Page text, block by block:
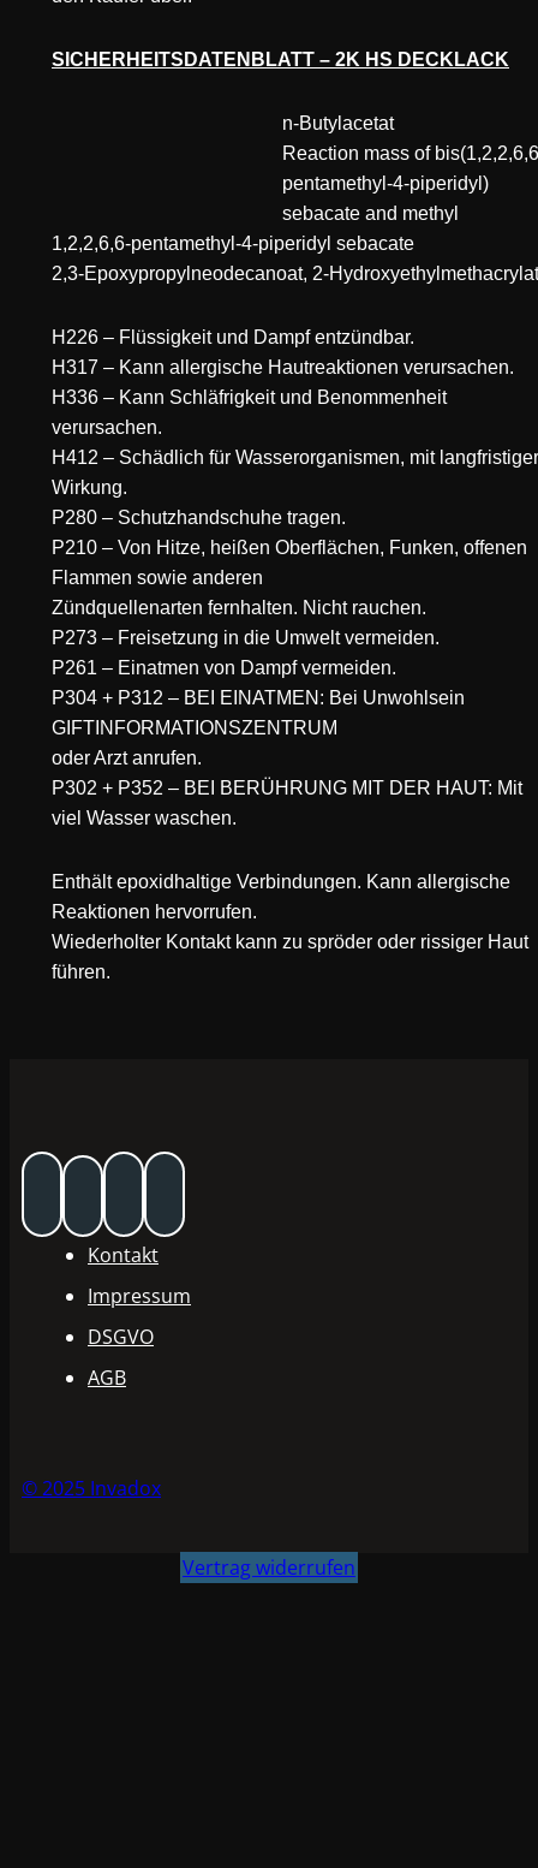
SICHERHEITSDATENBLATT – 2K HS DECKLACK
n-Butylacetat
Reaction mass of
pentamethyl-4-piperidyl)
sebacate and methyl
1,2,2,6,6-pentamethyl-4-piperidyl sebacate
2,3-Epoxypropylneodecanoat, 2-Hydroxyethylmethacrylat
H226 – Flüssigkeit und Dampf entzündbar.
H317 – Kann allergische Hautreaktionen verursachen.
H336 – Kann Schläfrigkeit und Benommenheit
verursachen.
H412 – Schädlich für Wasserorganismen, mit langfristiger
Wirkung.
P280 – Schutzhandschuhe tragen.
P210 – Von Hitze, heißen Oberflächen, Funken, offenen
Flammen sowie anderen
Zündquellenarten fernhalten. Nicht rauchen.
P273 – Freisetzung in die Umwelt vermeiden.
P261 – Einatmen von Dampf vermeiden.
P304 + P312 – BEI EINATMEN: Bei Unwohlsein
GIFTINFORMATIONSZENTRUM
oder Arzt anrufen.
P302 + P352 – BEI BERÜHRUNG MIT DER HAUT: Mit
viel Wasser waschen.
Enthält epoxidhaltige Verbindungen. Kann allergische
Reaktionen hervorrufen.
Wiederholter Kontakt kann zu spröder oder rissiger Haut
führen.
Kontakt
Impressum
DSGVO
AGB
© 2025 Invadox
Vertrag widerrufen